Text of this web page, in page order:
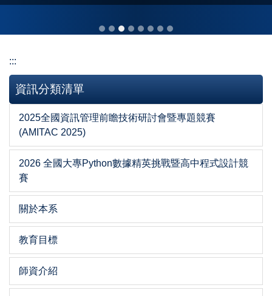
:::
資訊分類清單
2025全國資訊管理前瞻技術研討會暨專題競賽
(AMITAC 2025)
2026 全國大專Python數據精英挑戰暨高中程式設計競
賽
關於本系
教育目標
師資介紹